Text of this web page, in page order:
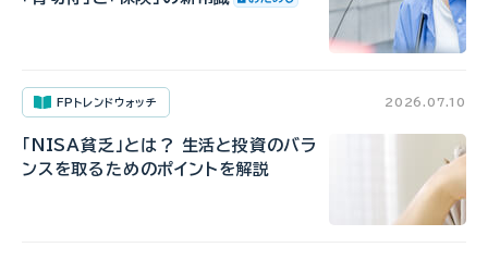
FPトレンドウォッチ 2026.07.10
「NISA貧乏」とは？ 生活と投資のバラ
ンスを取るためのポイントを解説